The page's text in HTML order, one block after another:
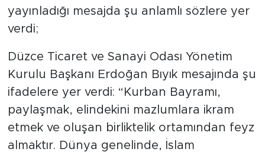
yayınladığı mesajda şu anlamlı sözlere yer
verdi;
Düzce Ticaret ve Sanayi Odası Yönetim
Kurulu Başkanı Erdoğan Bıyık mesajında şu
ifadelere yer verdi: “Kurban Bayramı,
paylaşmak, elindekini mazlumlara ikram
etmek ve oluşan birliktelik ortamından feyz
almaktır. Dünya genelinde, İslam